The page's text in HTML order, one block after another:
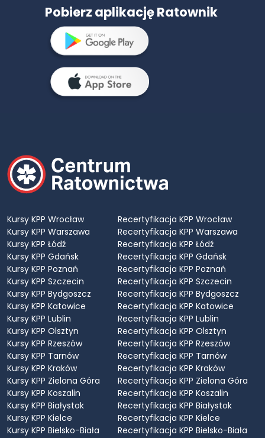
Pobierz aplikację Ratownik
Kursy KPP Wrocław
Kursy KPP Warszawa
Kursy KPP Łódź
Kursy KPP Gdańsk
Kursy KPP Poznań
Kursy KPP Szczecin
Kursy KPP Bydgoszcz
Kursy KPP Katowice
Kursy KPP Lublin
Kursy KPP Olsztyn
Kursy KPP Rzeszów
Kursy KPP Tarnów
Kursy KPP Kraków
Kursy KPP Zielona Góra
Kursy KPP Koszalin
Kursy KPP Białystok
Kursy KPP Kielce
Kursy KPP Bielsko-Biała
Recertyfikacja KPP Wrocław
Recertyfikacja KPP Warszawa
Recertyfikacja KPP Łódź
Recertyfikacja KPP Gdańsk
Recertyfikacja KPP Poznań
Recertyfikacja KPP Szczecin
Recertyfikacja KPP Bydgoszcz
Recertyfikacja KPP Katowice
Recertyfikacja KPP Lublin
Recertyfikacja KPP Olsztyn
Recertyfikacja KPP Rzeszów
Recertyfikacja KPP Tarnów
Recertyfikacja KPP Kraków
Recertyfikacja KPP Zielona Góra
Recertyfikacja KPP Koszalin
Recertyfikacja KPP Białystok
Recertyfikacja KPP Kielce
Recertyfikacja KPP Bielsko-Biała